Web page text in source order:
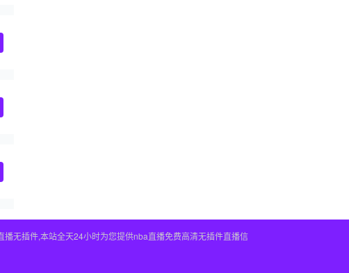
无插件,本站全天24小时为您提供nba直播免费高清无插件直播信